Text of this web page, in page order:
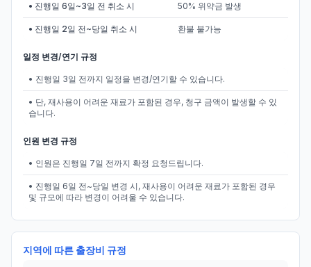
• 진행일 6일~3일 전 취소 시 50% 위약금 발생
• 진행일 2일 전~당일 취소 시 환불 불가능
일정 변경/연기 규정
• 진행일 3일 전까지 일정을 변경/연기할 수 있습니다.
• 단, 재사용이 어려운 재료가 포함된 경우, 청구 금액이 발생할 수 있
습니다.
인원 변경 규정
• 인원은 진행일 7일 전까지 확정 요청드립니다.
• 진행일 6일 전~당일 변경 시, 재사용이 어려운 재료가 포함된 경우
및 규모에 따라 변경이 어려울 수 있습니다.
지역에 따른 출장비 규정